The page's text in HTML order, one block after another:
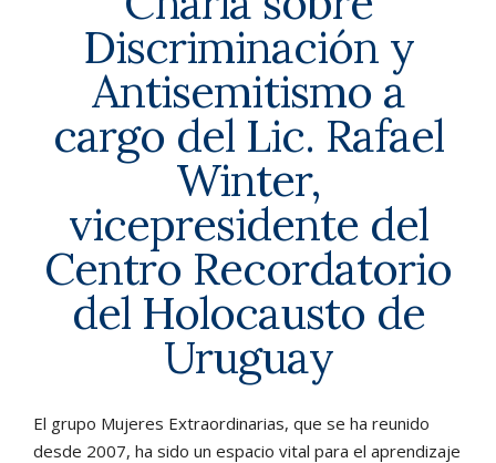
Discriminación y
Antisemitismo a
cargo del Lic. Rafael
Winter,
vicepresidente del
Centro Recordatorio
del Holocausto de
Uruguay
El grupo Mujeres Extraordinarias, que se ha reunido
desde 2007, ha sido un espacio vital para el aprendizaje